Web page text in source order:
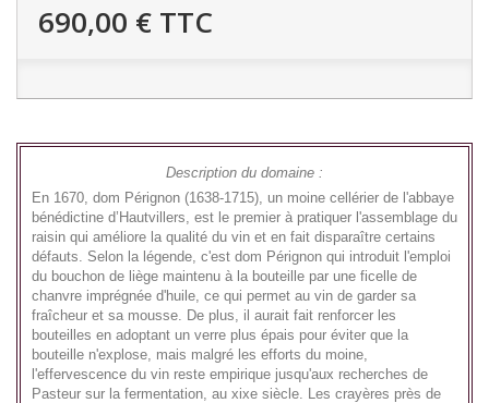
690,00 € TTC
Description du domaine :
En 1670, dom Pérignon (1638-1715), un moine cellérier de l'abbaye
bénédictine d’Hautvillers, est le premier à pratiquer l'assemblage du
raisin qui améliore la qualité du vin et en fait disparaître certains
défauts. Selon la légende, c'est dom Pérignon qui introduit l'emploi
du bouchon de liège maintenu à la bouteille par une ficelle de
chanvre imprégnée d'huile, ce qui permet au vin de garder sa
fraîcheur et sa mousse. De plus, il aurait fait renforcer les
bouteilles en adoptant un verre plus épais pour éviter que la
bouteille n'explose, mais malgré les efforts du moine,
l'effervescence du vin reste empirique jusqu'aux recherches de
Pasteur sur la fermentation, au xixe siècle. Les crayères près de